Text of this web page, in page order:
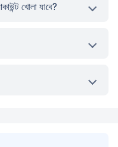
খোলা যাবে?